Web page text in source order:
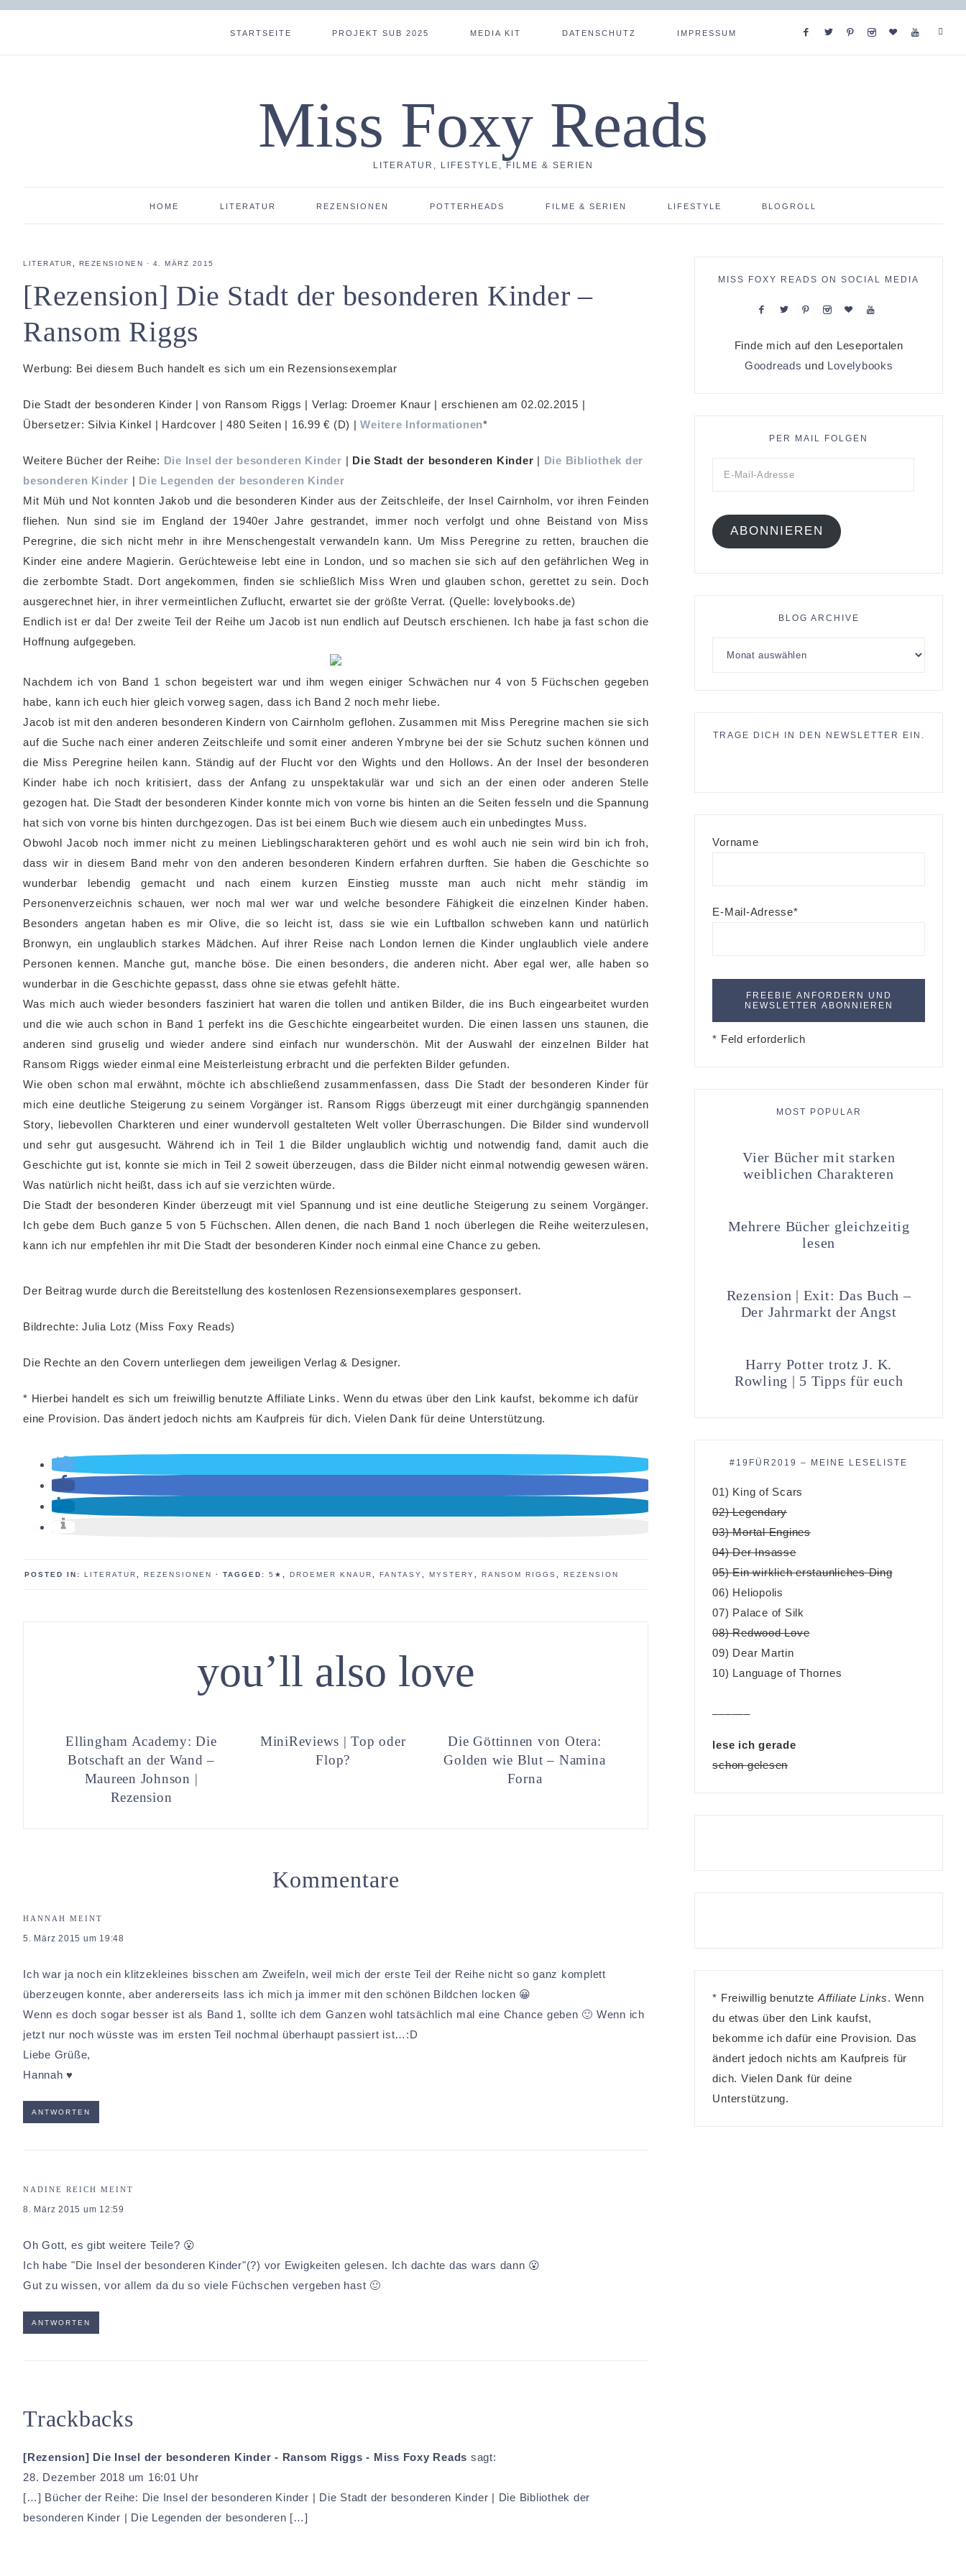
STARTSEITE PROJEKT SUB 2025 MEDIA KIT DATENSCHUTZ IMPRESSUM
Miss Foxy Reads
LITERATUR, LIFESTYLE, FILME & SERIEN
HOME LITERATUR REZENSIONEN POTTERHEADS FILME & SERIEN LIFESTYLE BLOGROLL
LITERATUR REZENSIONEN · 4. MÄRZ 2015
[Rezension] Die Stadt der besonderen Kinder –
Ransom Riggs
Werbung: Bei diesem Buch handelt es sich um ein Rezensionsexemplar
Die Stadt der besonderen Kinder | von Ransom Riggs | Verlag: Droemer Knaur | erschienen am 02.02.2015 |
Übersetzer: Silvia Kinkel | Hardcover | 480 Seiten | 16.99 € (D) |Weitere Informationen*
Weitere Bücher der Reihe: Die Insel der besonderen Kinder | Die Stadt der besonderen Kinder | Die Bibliothek der
besonderen Kinder | Die Legenden der besonderen Kinder
Mit Müh und Not konnten Jakob und die besonderen Kinder aus der Zeitschleife, der Insel Cairnholm, vor ihren Feinden
fliehen. Nun sind sie im England der 1940er Jahre gestrandet, immer noch verfolgt und ohne Beistand von Miss
Peregrine, die sich nicht mehr in ihre Menschengestalt verwandeln kann. Um Miss Peregrine zu retten, brauchen die
Kinder eine andere Magierin. Gerüchteweise lebt eine in London, und so machen sie sich auf den gefährlichen Weg in
die zerbombte Stadt. Dort angekommen, finden sie schließlich Miss Wren und glauben schon, gerettet zu sein. Doch
ausgerechnet hier, in ihrer vermeintlichen Zuflucht, erwartet sie der größte Verrat. (Quelle: lovelybooks.de)
Endlich ist er da! Der zweite Teil der Reihe um Jacob ist nun endlich auf Deutsch erschienen. Ich habe ja fast schon die
Hoffnung aufgegeben.
Nachdem ich von Band 1 schon begeistert war und ihm wegen einiger Schwächen nur 4 von 5 Füchschen gegeben
habe, kann ich euch hier gleich vorweg sagen, dass ich Band 2 noch mehr liebe.
Jacob ist mit den anderen besonderen Kindern von Cairnholm geflohen. Zusammen mit Miss Peregrine machen sie sich
auf die Suche nach einer anderen Zeitschleife und somit einer anderen Ymbryne bei der sie Schutz suchen können und
die Miss Peregrine heilen kann. Ständig auf der Flucht vor den Wights und den Hollows. An der Insel der besonderen
Kinder habe ich noch kritisiert, dass der Anfang zu unspektakulär war und sich an der einen oder anderen Stelle
gezogen hat. Die Stadt der besonderen Kinder konnte mich von vorne bis hinten an die Seiten fesseln und die Spannung
hat sich von vorne bis hinten durchgezogen. Das ist bei einem Buch wie diesem auch ein unbedingtes Muss.
Obwohl Jacob noch immer nicht zu meinen Lieblingscharakteren gehört und es wohl auch nie sein wird bin ich froh,
dass wir in diesem Band mehr von den anderen besonderen Kindern erfahren durften. Sie haben die Geschichte so
wunderbar lebendig gemacht und nach einem kurzen Einstieg musste man auch nicht mehr ständig im
Personenverzeichnis schauen, wer noch mal wer war und welche besondere Fähigkeit die einzelnen Kinder haben.
Besonders angetan haben es mir Olive, die so leicht ist, dass sie wie ein Luftballon schweben kann und natürlich
Bronwyn, ein unglaublich starkes Mädchen. Auf ihrer Reise nach London lernen die Kinder unglaublich viele andere
Personen kennen. Manche gut, manche böse. Die einen besonders, die anderen nicht. Aber egal wer, alle haben so
wunderbar in die Geschichte gepasst, dass ohne sie etwas gefehlt hätte.
Was mich auch wieder besonders fasziniert hat waren die tollen und antiken Bilder, die ins Buch eingearbeitet wurden
und die wie auch schon in Band 1 perfekt ins die Geschichte eingearbeitet wurden. Die einen lassen uns staunen, die
anderen sind gruselig und wieder andere sind einfach nur wunderschön. Mit der Auswahl der einzelnen Bilder hat
Ransom Riggs wieder einmal eine Meisterleistung erbracht und die perfekten Bilder gefunden.
Wie oben schon mal erwähnt, möchte ich abschließend zusammenfassen, dass Die Stadt der besonderen Kinder für
mich eine deutliche Steigerung zu seinem Vorgänger ist. Ransom Riggs überzeugt mit einer durchgängig spannenden
Story, liebevollen Charkteren und einer wundervoll gestalteten Welt voller Überraschungen. Die Bilder sind wundervoll
und sehr gut ausgesucht. Während ich in Teil 1 die Bilder unglaublich wichtig und notwendig fand, damit auch die
Geschichte gut ist, konnte sie mich in Teil 2 soweit überzeugen, dass die Bilder nicht einmal notwendig gewesen wären.
Was natürlich nicht heißt, dass ich auf sie verzichten würde.
Die Stadt der besonderen Kinder überzeugt mit viel Spannung und ist eine deutliche Steigerung zu seinem Vorgänger.
Ich gebe dem Buch ganze 5 von 5 Füchschen. Allen denen, die nach Band 1 noch überlegen die Reihe weiterzulesen,
kann ich nur empfehlen ihr mit Die Stadt der besonderen Kinder noch einmal eine Chance zu geben.
Der Beitrag wurde durch die Bereitstellung des kostenlosen Rezensionsexemplares gesponsert.
Bildrechte: Julia Lotz (Miss Foxy Reads)
Die Rechte an den Covern unterliegen dem jeweiligen Verlag & Designer.
* Hierbei handelt es sich um freiwillig benutzte Affiliate Links. Wenn du etwas über den Link kaufst, bekomme ich dafür
eine Provision. Das ändert jedoch nichts am Kaufpreis für dich. Vielen Dank für deine Unterstützung.
POSTED IN: LITERATUR REZENSIONEN · TAGGED: 5★ DROEMER KNAUR FANTASY MYSTERY RANSOM RIGGS REZENSION
you’ll also love
Ellingham Academy: Die
Botschaft an der Wand –
Maureen Johnson |
Rezension
MiniReviews | Top oder
Flop?
Die Göttinnen von Otera:
Golden wie Blut – Namina
Forna
Kommentare
HANNAH MEINT
5. März 2015 um 19:48
Ich war ja noch ein klitzekleines bisschen am Zweifeln, weil mich der erste Teil der Reihe nicht so ganz komplett
überzeugen konnte, aber andererseits lass ich mich ja immer mit den schönen Bildchen locken 😀
Wenn es doch sogar besser ist als Band 1, sollte ich dem Ganzen wohl tatsächlich mal eine Chance geben 🙂 Wenn ich
jetzt nur noch wüsste was im ersten Teil nochmal überhaupt passiert ist…:D
Liebe Grüße,
Hannah ♥
ANTWORTEN
NADINE REICH MEINT
8. März 2015 um 12:59
Oh Gott, es gibt weitere Teile? 😮
Ich habe "Die Insel der besonderen Kinder"(?) vor Ewigkeiten gelesen. Ich dachte das wars dann 😮
Gut zu wissen, vor allem da du so viele Füchschen vergeben hast 🙂
ANTWORTEN
Trackbacks
[Rezension] Die Insel der besonderen Kinder - Ransom Riggs - Miss Foxy Reads sagt:
28. Dezember 2018 um 16:01 Uhr
[…] Bücher der Reihe: Die Insel der besonderen Kinder | Die Stadt der besonderen Kinder | Die Bibliothek der
besonderen Kinder | Die Legenden der besonderen […]
MISS FOXY READS ON SOCIAL MEDIA
Finde mich auf den Leseportalen
Goodreads und Lovelybooks
PER MAIL FOLGEN
ABONNIEREN
BLOG ARCHIVE
TRAGE DICH IN DEN NEWSLETTER EIN.
Vorname
E-Mail-Adresse*
* Feld erforderlich
MOST POPULAR
Vier Bücher mit starken
weiblichen Charakteren
Mehrere Bücher gleichzeitig
lesen
Rezension | Exit: Das Buch –
Der Jahrmarkt der Angst
Harry Potter trotz J. K.
Rowling | 5 Tipps für euch
#19FÜR2019 – MEINE LESELISTE
01) King of Scars
02) Legendary
03) Mortal Engines
04) Der Insasse
05) Ein wirklich erstaunliches Ding
06) Heliopolis
07) Palace of Silk
08) Redwood Love
09) Dear Martin
10) Language of Thornes
lese ich gerade
schon gelesen
* Freiwillig benutzte Affiliate Links. Wenn
du etwas über den Link kaufst,
bekomme ich dafür eine Provision. Das
ändert jedoch nichts am Kaufpreis für
dich. Vielen Dank für deine
Unterstützung.